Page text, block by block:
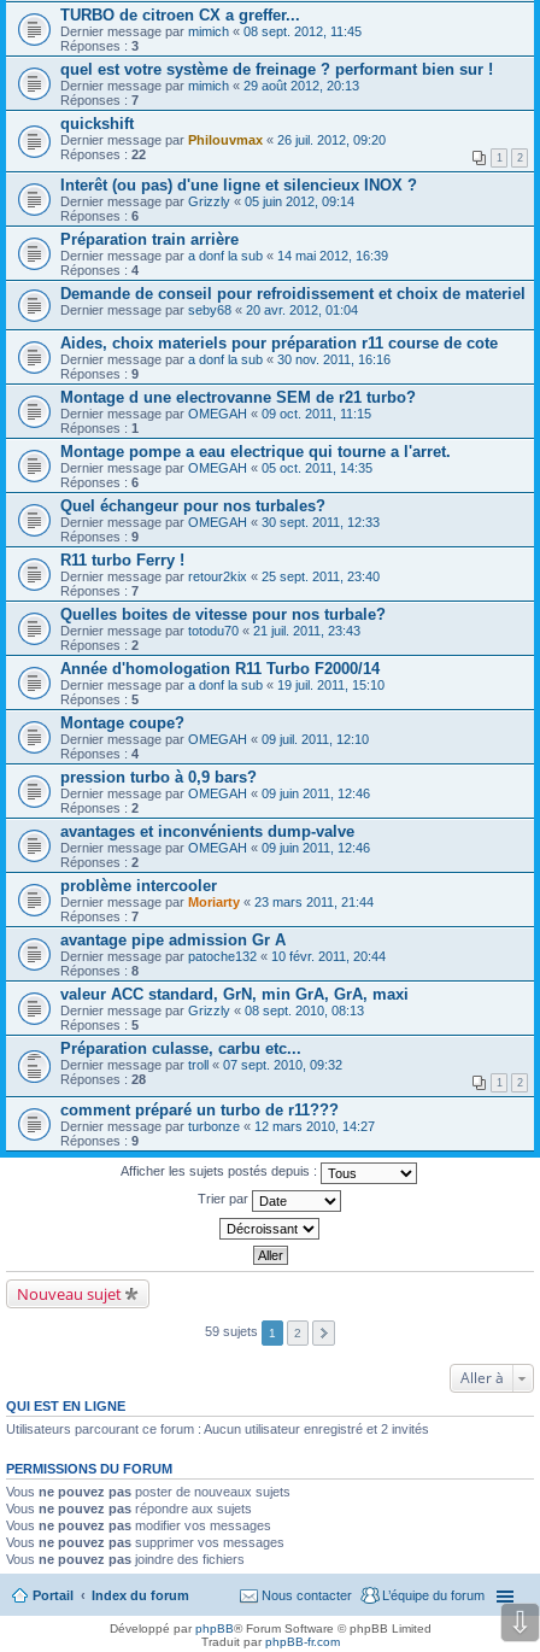
TURBO de citroen CX a greffer...
Dernier message par mimich « 08 sept. 2012, 11:45
Réponses : 3
quel est votre système de freinage ? performant bien sur !
Dernier message par mimich « 29 août 2012, 20:13
Réponses : 7
quickshift
Dernier message par Philouvmax « 26 juil. 2012, 09:20
Réponses : 22 1 2
Interêt (ou pas) d'une ligne et silencieux INOX ?
Dernier message par Grizzly « 05 juin 2012, 09:14
Réponses : 6
Préparation train arrière
Dernier message par a donf la sub « 14 mai 2012, 16:39
Réponses : 4
Demande de conseil pour refroidissement et choix de materiel
Dernier message par seby68 « 20 avr. 2012, 01:04
Aides, choix materiels pour préparation r11 course de cote
Dernier message par a donf la sub « 30 nov. 2011, 16:16
Réponses : 9
Montage d une electrovanne SEM de r21 turbo?
Dernier message par OMEGAH « 09 oct. 2011, 11:15
Réponses : 1
Montage pompe a eau electrique qui tourne a l'arret.
Dernier message par OMEGAH « 05 oct. 2011, 14:35
Réponses : 6
Quel échangeur pour nos turbales?
Dernier message par OMEGAH « 30 sept. 2011, 12:33
Réponses : 9
R11 turbo Ferry !
Dernier message par retour2kix « 25 sept. 2011, 23:40
Réponses : 7
Quelles boites de vitesse pour nos turbale?
Dernier message par totodu70 « 21 juil. 2011, 23:43
Réponses : 2
Année d'homologation R11 Turbo F2000/14
Dernier message par a donf la sub « 19 juil. 2011, 15:10
Réponses : 5
Montage coupe?
Dernier message par OMEGAH « 09 juil. 2011, 12:10
Réponses : 4
pression turbo à 0,9 bars?
Dernier message par OMEGAH « 09 juin 2011, 12:46
Réponses : 2
avantages et inconvénients dump-valve
Dernier message par OMEGAH « 09 juin 2011, 12:46
Réponses : 2
problème intercooler
Dernier message par Moriarty « 23 mars 2011, 21:44
Réponses : 7
avantage pipe admission Gr A
Dernier message par patoche132 « 10 févr. 2011, 20:44
Réponses : 8
valeur ACC standard, GrN, min GrA, GrA, maxi
Dernier message par Grizzly « 08 sept. 2010, 08:13
Réponses : 5
Préparation culasse, carbu etc...
Dernier message par troll « 07 sept. 2010, 09:32
Réponses : 28 1 2
comment préparé un turbo de r11???
Dernier message par turbonze « 12 mars 2010, 14:27
Réponses : 9
Afficher les sujets postés depuis :
Trier par
Nouveau sujet
59 sujets 1 2
Aller à
QUI EST EN LIGNE
Utilisateurs parcourant ce forum : Aucun utilisateur enregistré et 2 invités
PERMISSIONS DU FORUM
Vous ne pouvez pas poster de nouveaux sujets
Vous ne pouvez pas répondre aux sujets
Vous ne pouvez pas modifier vos messages
Vous ne pouvez pas supprimer vos messages
Vous ne pouvez pas joindre des fichiers
Portail Index du forum L’équipe du forum
Nous contacter
Développé parphpBB® Forum Software © phpBB Limited
Traduit parphpBB-fr.com
⇩